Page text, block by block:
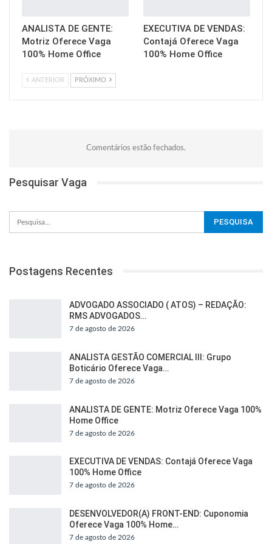
ANALISTA DE GENTE:
Motriz Oferece Vaga
100% Home Office
EXECUTIVA DE VENDAS:
Contajá Oferece Vaga
100% Home Office
ANTERIOR PRÓXIMO
Comentários estão fechados.
Pesquisar Vaga
Postagens Recentes
ADVOGADO ASSOCIADO ( ATOS) – REDAÇÃO:
RMS ADVOGADOS…
7 de agosto de 2026
ANALISTA GESTÃO COMERCIAL III: Grupo
Boticário Oferece Vaga…
7 de agosto de 2026
ANALISTA DE GENTE: Motriz Oferece Vaga 100%
Home Office
7 de agosto de 2026
EXECUTIVA DE VENDAS: Contajá Oferece Vaga
100% Home Office
7 de agosto de 2026
DESENVOLVEDOR(A) FRONT-END: Cuponomia
Oferece Vaga 100% Home…
7 de agosto de 2026